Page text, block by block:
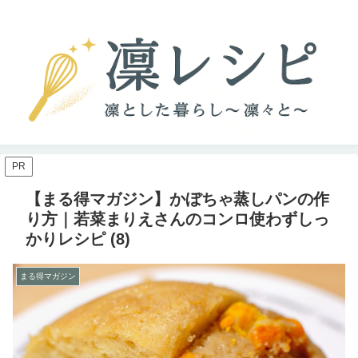
PR
【まる得マガジン】かぼちゃ蒸しパンの作
り方｜若菜まりえさんのコンロ使わずしっ
かりレシピ (8)
まる得マガジン